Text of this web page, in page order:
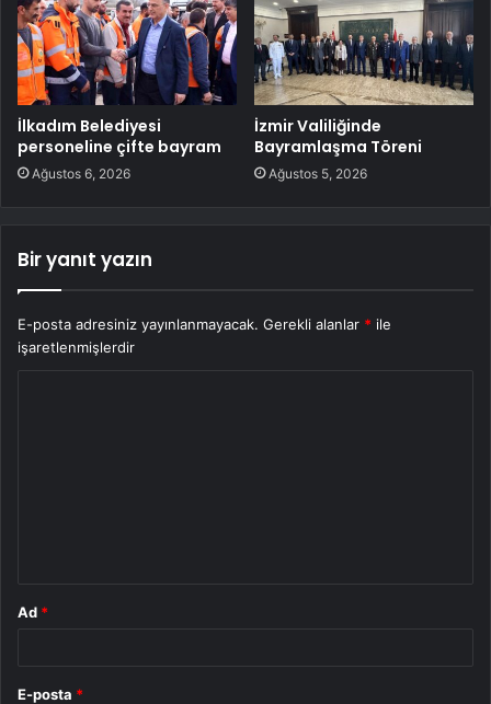
İlkadım Belediyesi
personeline çifte bayram
Ağustos 6, 2026
İzmir Valiliğinde
Bayramlaşma Töreni
Ağustos 5, 2026
Bir yanıt yazın
E-posta adresiniz yayınlanmayacak. Gerekli alanlar * ile
işaretlenmişlerdir
Ad *
E-posta *